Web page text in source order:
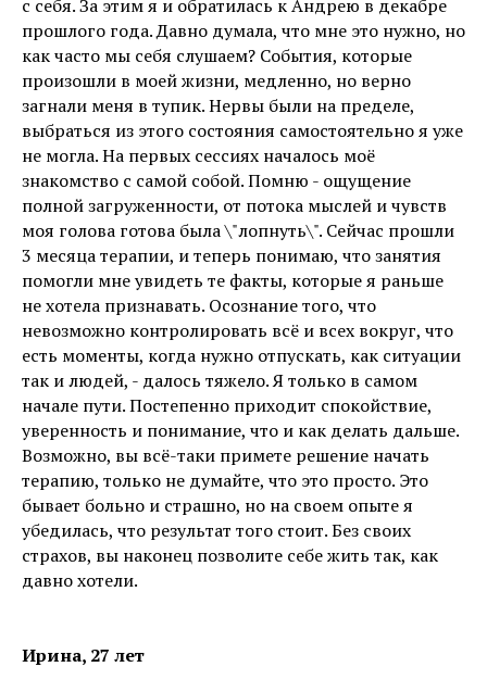
с себя. За этим я и обратилась к Андрею в декабре
прошлого года. Давно думала, что мне это нужно, но
как часто мы себя слушаем? События, которые
произошли в моей жизни, медленно, но верно
загнали меня в тупик. Нервы были на пределе,
выбраться из этого состояния самостоятельно я уже
не могла. На первых сессиях началось моё
знакомство с самой собой. Помню - ощущение
полной загруженности, от потока мыслей и чувств
моя голова готова была \"лопнуть\". Сейчас прошли
3 месяца терапии, и теперь понимаю, что занятия
помогли мне увидеть те факты, которые я раньше
не хотела признавать. Осознание того, что
невозможно контролировать всё и всех вокруг, что
есть моменты, когда нужно отпускать, как ситуации
так и людей, - далось тяжело. Я только в самом
начале пути. Постепенно приходит спокойствие,
уверенность и понимание, что и как делать дальше.
Возможно, вы всё-таки примете решение начать
терапию, только не думайте, что это просто. Это
бывает больно и страшно, но на своем опыте я
убедилась, что результат того стоит. Без своих
страхов, вы наконец позволите себе жить так, как
давно хотели.
Ирина, 27 лет